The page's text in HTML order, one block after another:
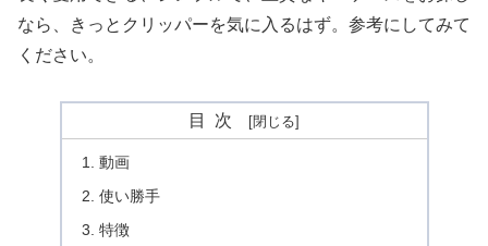
なら、きっとクリッパーを気に入るはず。参考にしてみて
ください。
目次
動画
使い勝手
特徴